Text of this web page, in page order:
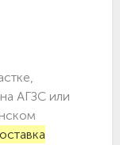
АГЗС или